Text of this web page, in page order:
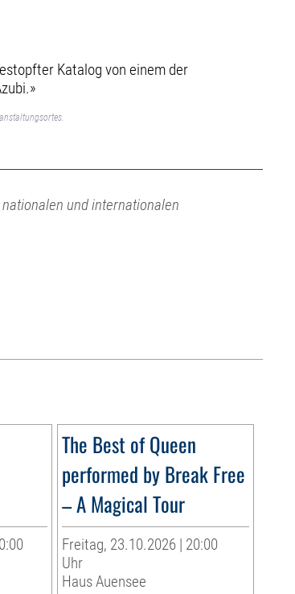
Katalog von einem der
und internationalen
The Best of Queen
performed by Break Free
– A Magical Tour
Freitag, 23.10.2026 | 20:00
Uhr
Haus Auensee